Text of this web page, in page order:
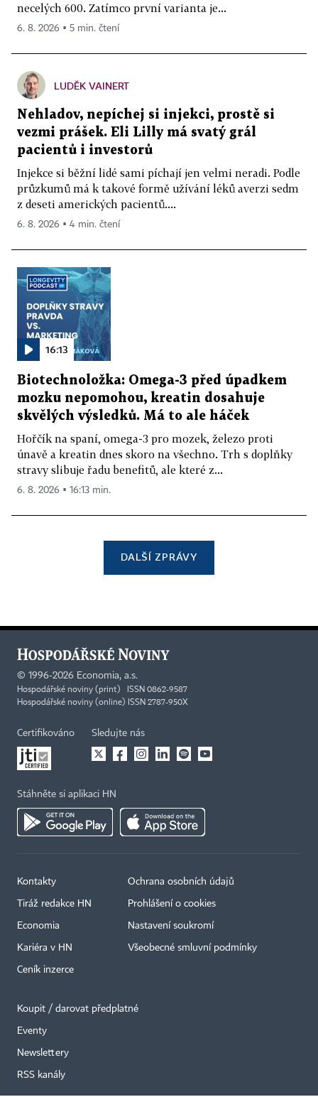
necelých 600. Zatímco první varianta je...
6. 8. 2026 ▪ 5 min. čtení
LUDĚK VAINERT
Nehladov, nepíchej si injekci, prostě si
vezmi prášek. Eli Lilly má svatý grál
pacientů i investorů
Injekce si běžní lidé sami píchají jen velmi neradi. Podle
průzkumů má k takové formě užívání léků averzi sedm
z deseti amerických pacientů....
6. 8. 2026 ▪ 4 min. čtení
16:13
Biotechnoložka: Omega-3 před úpadkem
mozku nepomohou, kreatin dosahuje
skvělých výsledků. Má to ale háček
Hořčík na spaní, omega-3 pro mozek, železo proti
únavě a kreatin dnes skoro na všechno. Trh s doplňky
stravy slibuje řadu benefitů, ale které z...
6. 8. 2026 ▪ 16:13 min.
DALŠÍ ZPRÁVY
© 1996-2026 Economia, a.s.
Hospodářské noviny (print) ISSN 0862-9587
Hospodářské noviny (online) ISSN 2787-950X
Certifikováno Sledujte nás
Stáhněte si aplikaci HN
Kontakty
Tiráž redakce HN
Economia
Kariéra v HN
Ceník inzerce
Ochrana osobních údajů
Prohlášení o cookies
Nastavení soukromí
Všeobecné smluvní podmínky
Koupit / darovat předplatné
Eventy
Newslettery
RSS kanály